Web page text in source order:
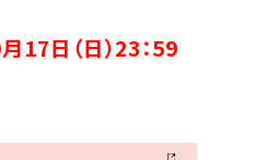
17日（日）23：59